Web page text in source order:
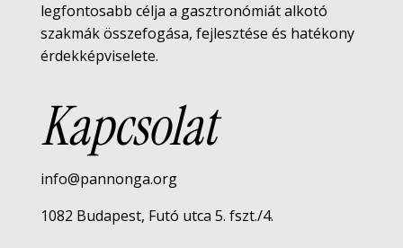
legfontosabb célja a gasztronómiát alkotó
szakmák összefogása, fejlesztése és hatékony
érdekképviselete.
Kapcsolat
info@pannonga.org
1082 Budapest, Futó utca 5. fszt./4.